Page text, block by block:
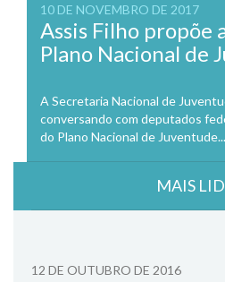
10 DE NOVEMBRO DE 2017
Assis Filho propõe
Plano Nacional de
A Secretaria Nacional de
conversando com deputados
do Plano Nacional de Juventude...
MAIS
12 DE OUTUBRO DE 2016